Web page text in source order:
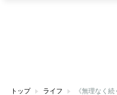
トップ ライフ